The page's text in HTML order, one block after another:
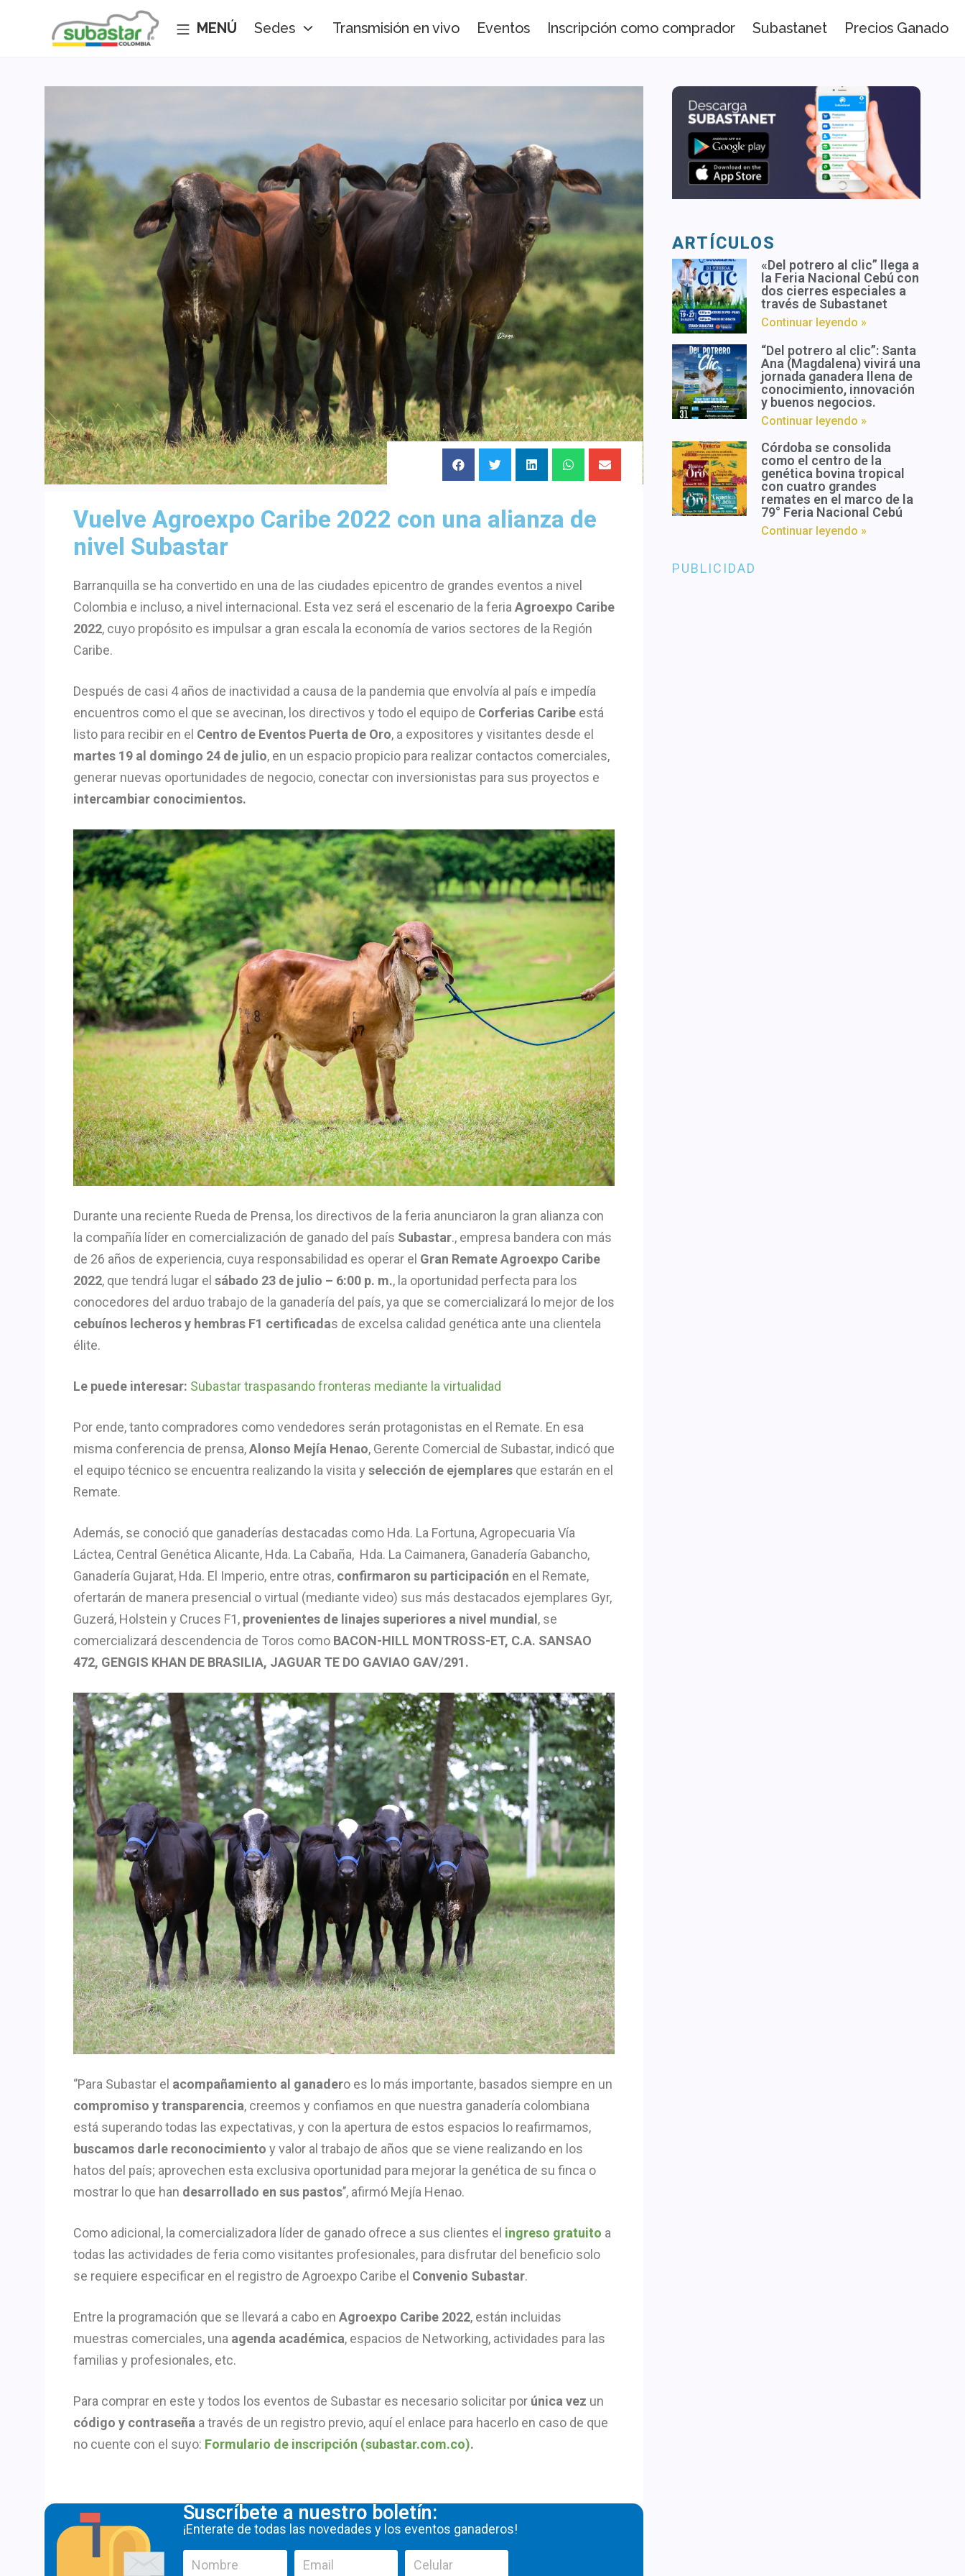
Sedes Transmisión en vivo Eventos Inscripción como comprador Subastanet Precios Ganado
Vuelve Agroexpo Caribe 2022 con una alianza de
nivel Subastar
Barranquilla se ha convertido en una de las ciudades epicentro de grandes eventos a nivel
Colombia e incluso, a nivel internacional. Esta vez será el escenario de la feriaAgroexpo Caribe
2022, cuyo propósito es impulsar a gran escala la economía de varios sectores de la Región
Caribe.
Después de casi 4 años de inactividad a causa de la pandemia que envolvía al país e impedía
encuentros como el que se avecinan, los directivos y todo el equipo de Corferias Caribe está
listo para recibir en el Centro de Eventos Puerta de Oro, a expositores y visitantes desde el
martes 19 al domingo 24 de julio, en un espacio propicio para realizar contactos comerciales,
generar nuevas oportunidades de negocio, conectar con inversionistas para sus proyectos e
intercambiar conocimientos.
Durante una reciente Rueda de Prensa, los directivos de la feria anunciaron la gran alianza con
la compañía líder en comercialización de ganado del país Subastar., empresa bandera con más
de 26 años de experiencia, cuya responsabilidad es operar el Gran Remate Agroexpo Caribe
2022, que tendrá lugar el sábado 23 de julio – 6:00 p. m., la oportunidad perfecta para los
conocedores del arduo trabajo de la ganadería del país, ya que se comercializará lo mejor de los
cebuínos lecheros y hembras F1 certificadas de excelsa calidad genética ante una clientela
élite.
Le puede interesar: Subastar traspasando fronteras mediante la virtualidad
Por ende, tanto compradores como vendedores serán protagonistas en el Remate. En esa
misma conferencia de prensa,Alonso Mejía Henao, Gerente Comercial de Subastar, indicó que
el equipo técnico se encuentra realizando la visita y selección de ejemplares que estarán en el
Remate.
Además, se conoció que ganaderías destacadas como Hda. La Fortuna, Agropecuaria Vía
Láctea, Central Genética Alicante, Hda. La Cabaña, Hda. La Caimanera, Ganadería Gabancho,
Ganadería Gujarat, Hda. El Imperio, entre otras, confirmaron su participación en el Remate,
ofertarán de manera presencial o virtual (mediante video) sus más destacados ejemplares Gyr,
Guzerá, Holstein y Cruces F1, provenientes de linajes superiores a nivel mundial , se
comercializará descendencia de Toros como BACON-HILL MONTROSS-ET, C.A. SANSAO
472, GENGIS KHAN DE BRASILIA, JAGUAR TE DO GAVIAO GAV/291.
‘’Para Subastar el acompañamiento al ganadero es lo más importante, basados siempre en un
compromiso y transparencia, creemos y confiamos en que nuestra ganadería colombiana
está superando todas las expectativas, y con la apertura de estos espacios lo reafirmamos,
buscamos darle reconocimiento y valor al trabajo de años que se viene realizando en los
hatos del país; aprovechen esta exclusiva oportunidad para mejorar la genética de su finca o
mostrar lo que han desarrollado en sus pastos’’, afirmó Mejía Henao.
Como adicional, la comercializadora líder de ganado ofrece a sus clientes el ingreso gratuito a
todas las actividades de feria como visitantes profesionales, para disfrutar del beneficio solo
se requiere especificar en el registro de Agroexpo Caribe el Convenio Subastar.
Entre la programación que se llevará a cabo en Agroexpo Caribe 2022, están incluidas
muestras comerciales, una agenda académica, espacios de Networking, actividades para las
familias y profesionales, etc.
Para comprar en este y todos los eventos de Subastar es necesario solicitar por única vez un
código y contraseña a través de un registro previo, aquí el enlace para hacerlo en caso de que
no cuente con el suyo: Formulario de inscripción (subastar.com.co).
Suscríbete a nuestro boletín:
¡Enterate de todas las novedades y los eventos ganaderos!
ARTÍCULOS
«Del potrero al clic” llega a
la Feria Nacional Cebú con
dos cierres especiales a
través de Subastanet
Continuar leyendo »
“Del potrero al clic”: Santa
Ana (Magdalena) vivirá una
jornada ganadera llena de
conocimiento, innovación
y buenos negocios.
Continuar leyendo »
Córdoba se consolida
como el centro de la
genética bovina tropical
con cuatro grandes
remates en el marco de la
79° Feria Nacional Cebú
Continuar leyendo »
PUBLICIDAD